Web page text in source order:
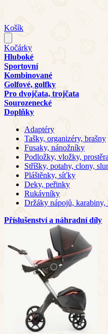
Košík
Kočárky
Hluboké
Sportovní
Kombinované
Golfové, golfky
Pro dvojčata, trojčata
Sourozenecké
Doplňky
Adaptéry
Tašky, organizéry, brašny
Fusaky, nánožníky
Podložky, vložky,
Stříšky, potahy, clony,
Pláštěnky, síťky
Deky, peřinky
Rukávníky
Držáky nápojů, karabiny,
Příslušenství a náhradní díly